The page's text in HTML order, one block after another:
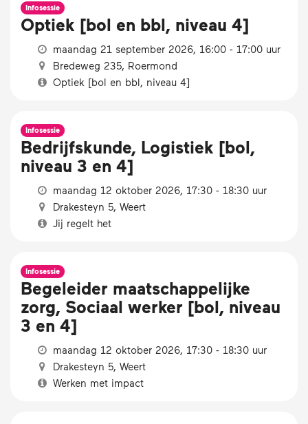
Infosessie
Optiek [bol en bbl, niveau 4]
maandag 21 september 2026, 16:00 - 17:00 uur
Bredeweg 235, Roermond
Optiek [bol en bbl, niveau 4]
Infosessie
Bedrijfskunde, Logistiek [bol,
niveau 3 en 4]
maandag 12 oktober 2026, 17:30 - 18:30 uur
Drakesteyn 5, Weert
Jij regelt het
Infosessie
Begeleider maatschappelijke
zorg, Sociaal werker [bol, niveau
3 en 4]
maandag 12 oktober 2026, 17:30 - 18:30 uur
Drakesteyn 5, Weert
Werken met impact